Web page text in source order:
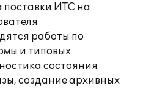
поставки ИТС на
работы по
и типовых
состояния
создание архивных